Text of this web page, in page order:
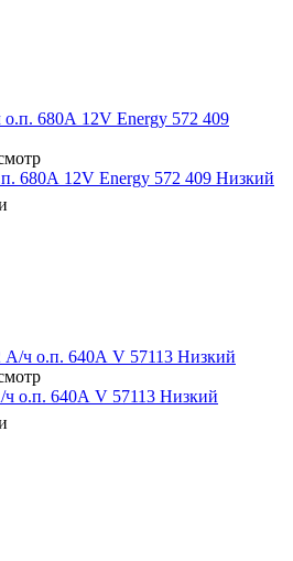
680А 12V Energy 572 409 Низкий
о.п. 640А V 57113 Низкий